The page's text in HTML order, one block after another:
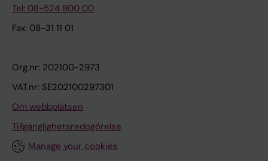
Tel: 08-524 800 00
Fax: 08-31 11 01
Org.nr: 202100-2973
VAT.nr: SE202100297301
Om webbplatsen
Tillgänglighetsredogörelse
Manage your cookies